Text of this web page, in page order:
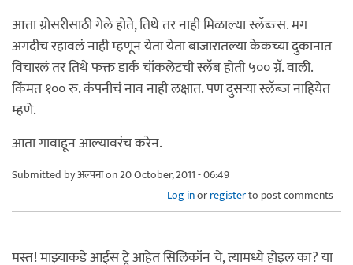
आत्ता ग्रोसरीसाठी गेले होते, तिथे तर नाही मिळाल्या स्लॅब्ज्स. मग
अगदीच रहावलं नाही म्हणून येता येता बाजारातल्या केकच्या दुकानात
विचारलं तर तिथे फक्त डार्क चॉकलेटची स्लॅब होती ५०० ग्रॅ. वाली.
किंमत १०० रु. कंपनीचं नाव नाही लक्षात. पण दुसर्‍या स्लॅब्ज नाहियेत
म्हणे.
आता गावाहून आल्यावरंच करेन.
Submitted byअल्पनाon 20 October, 2011 - 06:49
Log inorregisterto post comments
मस्त! माझ्याकडे आईस ट्रे आहेत सिलिकॉन चे, त्यामध्ये होइल का? या